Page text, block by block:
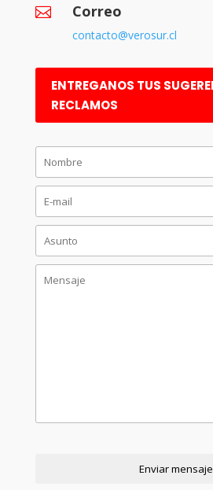
 Correo
contacto@verosur.cl
ENTREGANOS TUS
RECLAMOS